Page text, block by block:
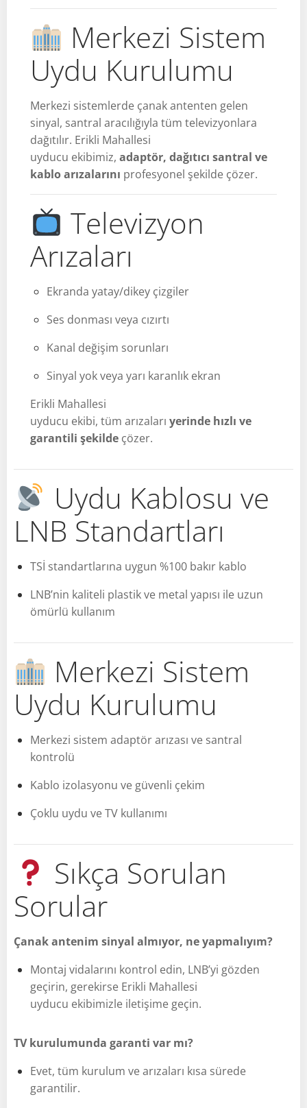
Merkezi Sistem
Uydu Kurulumu
Merkezi sistemlerde çanak antenten gelen
sinyal, santral aracılığıyla tüm televizyonlara
dağıtılır. Erikli Mahallesi
uyducu ekibimiz, adaptör, dağıtıcı santral ve
kablo arızalarını profesyonel şekilde çözer.
Televizyon
Arızaları
Ekranda yatay/dikey çizgiler
Ses donması veya cızırtı
Kanal değişim sorunları
Sinyal yok veya yarı karanlık ekran
Erikli Mahallesi
uyducu ekibi, tüm arızaları yerinde hızlı ve
garantili şekilde çözer.
Uydu Kablosu ve
LNB Standartları
TSİ standartlarına uygun %100 bakır kablo
LNB’nin kaliteli plastik ve metal yapısı ile uzun
ömürlü kullanım
Merkezi Sistem
Uydu Kurulumu
Merkezi sistem adaptör arızası ve santral
kontrolü
Kablo izolasyonu ve güvenli çekim
Çoklu uydu ve TV kullanımı
Sıkça Sorulan
Sorular
Çanak antenim sinyal almıyor, ne yapmalıyım?
Montaj vidalarını kontrol edin, LNB’yi gözden
geçirin, gerekirse Erikli Mahallesi
uyducu ekibimizle iletişime geçin.
TV kurulumunda garanti var mı?
Evet, tüm kurulum ve arızaları kısa sürede
garantilir.